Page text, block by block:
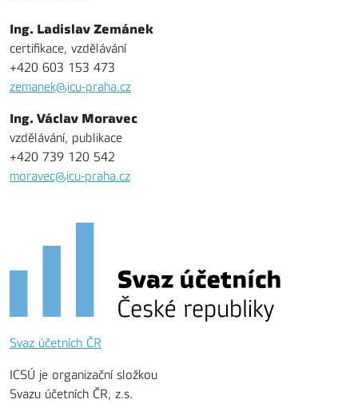
Ing. Ladislav Zemánek
certifikace, vzdělávání
+420 603 153 473
zemanek@icu-praha.cz
Ing. Václav Moravec
vzdělávání, publikace
+420 739 120 542
moravec@icu-praha.cz
Svaz účetních ČR
ICSÚ je organizační složkou
Svazu účetních ČR, z.s.